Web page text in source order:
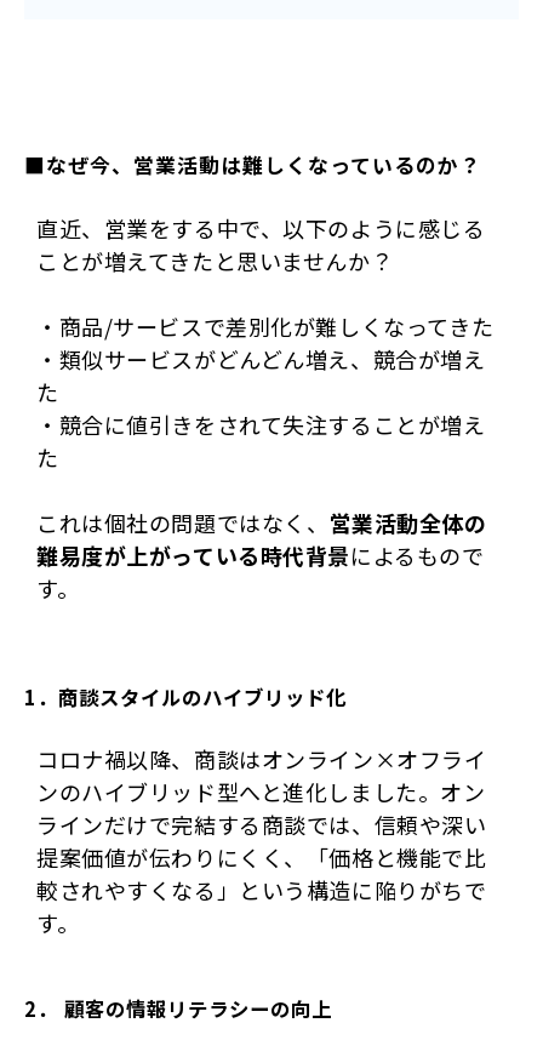
■なぜ今、営業活動は難しくなっているのか？
直近、営業をする中で、以下のように感じる
ことが増えてきたと思いませんか？
・商品/サービスで差別化が難しくなってきた
・類似サービスがどんどん増え、競合が増え
た
・競合に値引きをされて失注することが増え
た
これは個社の問題ではなく、 営業活動全体の
難易度が上がっている時代背景によるもので
す。
1．商談スタイルのハイブリッド化
コロナ禍以降、商談はオンライン×オフライ
ンのハイブリッド型へと進化しました。オン
ラインだけで完結する商談では、信頼や深い
提案価値が伝わりにくく、「価格と機能で比
較されやすくなる」という構造に陥りがちで
す。
2． 顧客の情報リテラシーの向上